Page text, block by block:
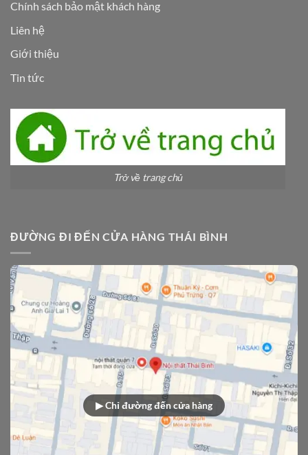
Chính sách bảo mật khách hàng
Liên hệ
Giới thiệu
Tin tức
Trở về trang chủ
ĐƯỜNG ĐI ĐẾN CỬA HÀNG THÁI BÌNH
▶ Chỉ đường đến cửa hàng